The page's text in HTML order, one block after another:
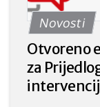
Strateškog
Hrvatske
Novosti
Otvoreno
za